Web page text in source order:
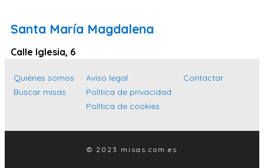
Santa Cruz de Tenerife
Cantabria
Islas Baleares
Las Palmas
Alicante
Santa María Magdalena
Calle Iglesia, 6
Quiénes somos
Buscar misas
Aviso legal
Política de privacidad
Política de cookies
Contactar
© 2023 misas.com.es